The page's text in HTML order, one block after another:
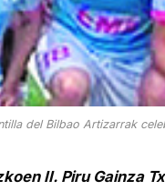
del Bilbao Artizarrak
II. Piru Gainza